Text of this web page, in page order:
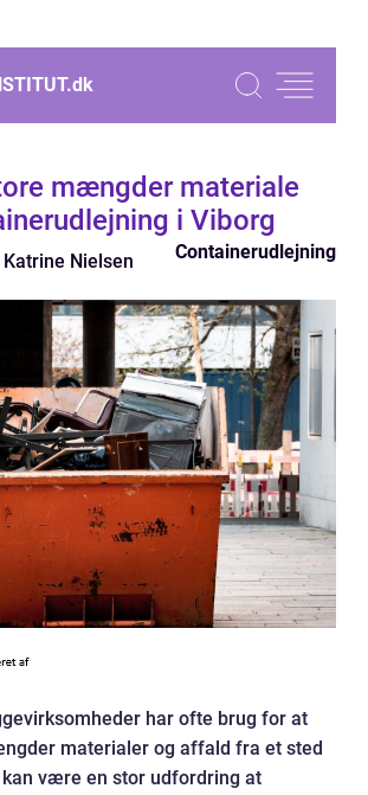
dk
mængder materiale
i Viborg
Katrine Nielsen Containerudlejning
har ofte brug for at
materialer og affald fra et sted
være en stor udfordring at